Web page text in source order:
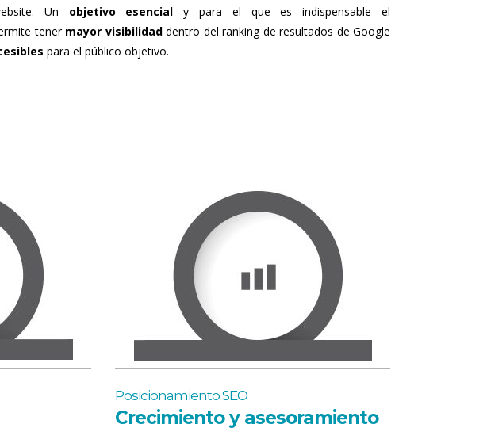
Un objetivo esencial y para el que es indispensable el
tener mayor visibilidaddentro del ranking de resultados de Google
para el público objetivo.
Posicionamiento SEO
Crecimiento y asesoramiento